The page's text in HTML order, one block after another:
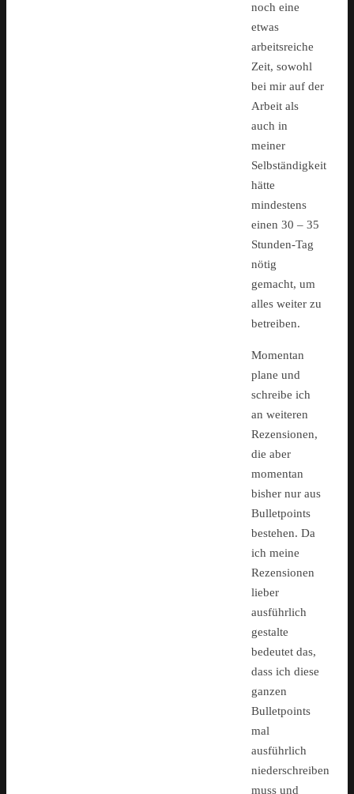
noch eine
etwas
arbeitsreiche
Zeit, sowohl
bei mir auf der
Arbeit als
auch in
meiner
Selbständigkeit
hätte
mindestens
einen 30 – 35
Stunden-Tag
nötig
gemacht, um
alles weiter zu
betreiben.
Momentan
plane und
schreibe ich
an weiteren
Rezensionen,
die aber
momentan
bisher nur aus
Bulletpoints
bestehen. Da
ich meine
Rezensionen
lieber
ausführlich
gestalte
bedeutet das,
dass ich diese
ganzen
Bulletpoints
mal
ausführlich
niederschreiben
muss und